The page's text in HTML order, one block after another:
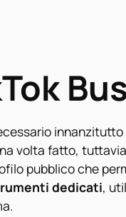
volta fatto,
pubblico che
dedicati,